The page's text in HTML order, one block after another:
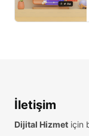
İletişim
Dijital Hizmet için